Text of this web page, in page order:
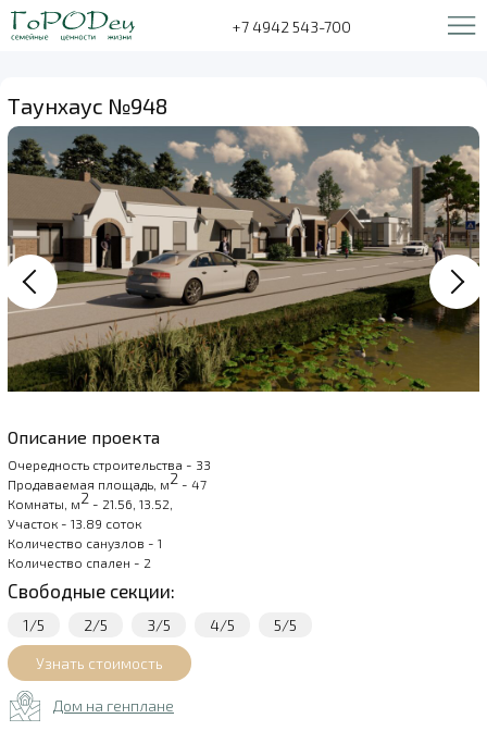
+7 4942 543-700
Таунхаус №948
Описание проекта
Очередность строительства - 33
Продаваемая площадь, м2 - 47
Комнаты, м2 - 21.56, 13.52,
Участок - 13.89 соток
Количество санузлов - 1
Количество спален - 2
Свободные секции:
1/5 2/5 3/5 4/5 5/5
Дом на генплане